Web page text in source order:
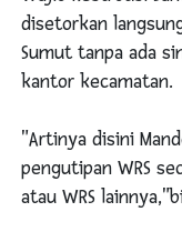
disetorkan
Sumut tanpa ada
kantor kecamatan.
"Artinya disini
pengutipan WRS
atau WRS